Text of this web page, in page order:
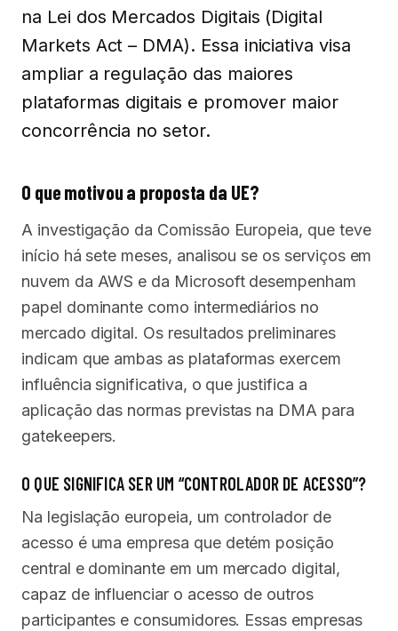
na Lei dos Mercados Digitais (Digital
Markets Act – DMA). Essa iniciativa visa
ampliar a regulação das maiores
plataformas digitais e promover maior
concorrência no setor.
O que motivou a proposta da UE?
A investigação da Comissão Europeia, que teve
início há sete meses, analisou se os serviços em
nuvem da AWS e da Microsoft desempenham
papel dominante como intermediários no
mercado digital. Os resultados preliminares
indicam que ambas as plataformas exercem
influência significativa, o que justifica a
aplicação das normas previstas na DMA para
gatekeepers.
O QUE SIGNIFICA SER UM “CONTROLADOR DE ACESSO”?
Na legislação europeia, um controlador de
acesso é uma empresa que detém posição
central e dominante em um mercado digital,
capaz de influenciar o acesso de outros
participantes e consumidores. Essas empresas